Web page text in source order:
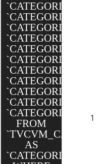
FROM
AS
`CATEGORIE`
1